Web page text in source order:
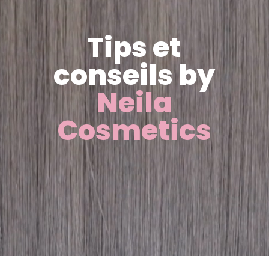
Tips et
conseils by
Neila
Cosmetics